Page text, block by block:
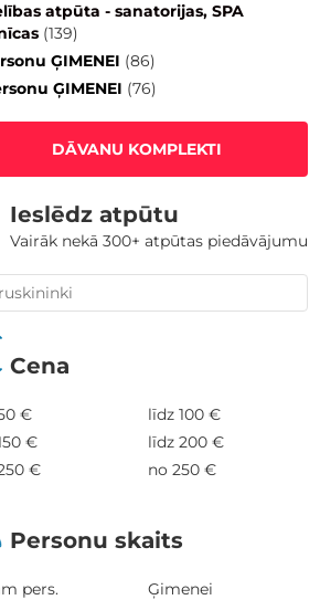
atpūta - sanatorijas, SPA
(139)
ĢIMENEI (86)
ĢIMENEI (76)
DĀVANU KOMPLEKTI
Ieslēdz atpūtu
Vairāk nekā 300+ atpūtas piedāvājumu
Cena
€
līdz 100 €
€
līdz 200 €
€
no 250 €
Personu skaits
pers.
Ģimenei